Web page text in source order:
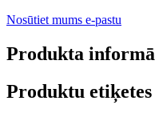
Nosūtiet mums e-pastu
Produkta
Produktu etiķetes